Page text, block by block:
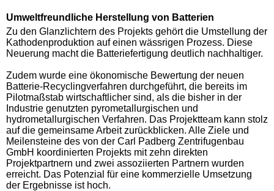
Umweltfreundliche Herstellung von Batterien
Zu den Glanzlichtern des Projekts gehört die Umstellung der
Kathodenproduktion auf einen wässrigen Prozess. Diese
Neuerung macht die Batteriefertigung deutlich nachhaltiger.
Zudem wurde eine ökonomische Bewertung der neuen
Batterie-Recyclingverfahren durchgeführt, die bereits im
Pilotmaßstab wirtschaftlicher sind, als die bisher in der
Industrie genutzten pyrometallurgischen und
hydrometallurgischen Verfahren. Das Projektteam kann stolz
auf die gemeinsame Arbeit zurückblicken. Alle Ziele und
Meilensteine des von der Carl Padberg Zentrifugenbau
GmbH koordinierten Projekts mit zehn direkten
Projektpartnern und zwei assoziierten Partnern wurden
erreicht. Das Potenzial für eine kommerzielle Umsetzung
der Ergebnisse ist hoch.